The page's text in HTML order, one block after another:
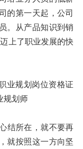
的第一天起，公司
。从产品知识到销
上了职业发展的快
业规划岗位资格证
规划师
结所在，就不要再
就按照这一方向坚